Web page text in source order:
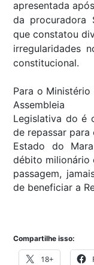
apresentada
da procuradora
que constatou
irregularidades
constitucional.
Para o
Assembleia
Legislativa do é
de repassar para
Estado do
débito milionário
passagem,
de beneficiar a
Compartilhe isso:
18+